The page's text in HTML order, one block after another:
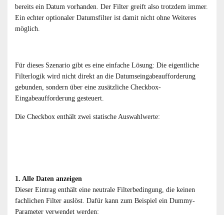
bereits ein Datum vorhanden. Der Filter greift also trotzdem immer.
Ein echter optionaler Datumsfilter ist damit nicht ohne Weiteres
möglich.
Für dieses Szenario gibt es eine einfache Lösung: Die eigentliche
Filterlogik wird nicht direkt an die Datumseingabeaufforderung
gebunden, sondern über eine zusätzliche Checkbox-
Eingabeaufforderung gesteuert.
Die Checkbox enthält zwei statische Auswahlwerte:
1. Alle Daten anzeigen
Dieser Eintrag enthält eine neutrale Filterbedingung, die keinen
fachlichen Filter auslöst. Dafür kann zum Beispiel ein Dummy-
Parameter verwendet werden: